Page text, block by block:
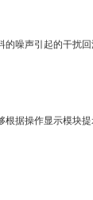
噪声引起的干扰
据操作显示模块